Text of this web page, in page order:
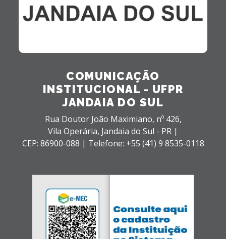
COMUNICAÇÃO
INSTITUCIONAL - UFPR
JANDAIA DO SUL
Rua Doutor João Maximiano, nº 426,
Vila Operária, Jandaia do Sul - PR |
CEP: 86900-088 | Telefone: +55 (41) 9 8535-0118